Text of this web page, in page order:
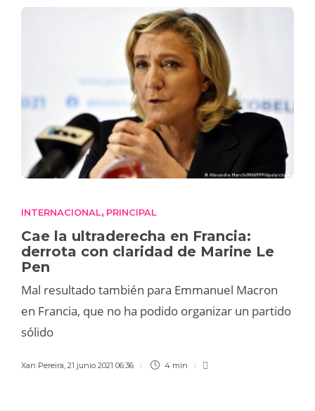
INTERNACIONAL, PRINCIPAL
Cae la ultraderecha en Francia:
derrota con claridad de Marine Le
Pen
Mal resultado también para Emmanuel Macron
en Francia, que no ha podido organizar un partido
sólido
Xan Pereira, 21 junio 2021 06:36 4 min